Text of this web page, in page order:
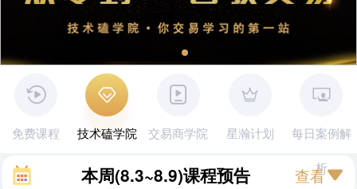
免费课程 技术磕学院 交易商学院 星瀚计划 每日案例解
析
本周(8.3~8.9)课程预告 查看